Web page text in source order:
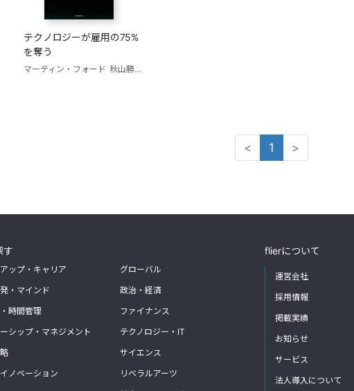
テクノロジーが雇用の75%
を奪う
マーティン・フォード 秋山勝(訳)
< 1 >
す
ップ・キャリア
・マインド
時間管理
シップ・マネジメント
ノベーション
グローバル
政治・経済
ファイナンス
テクノロジー・IT
サイエンス
リベラルアーツ
flierについて
運営会社
採用情報
掲載実績
お知らせ
サービス
法人導入について